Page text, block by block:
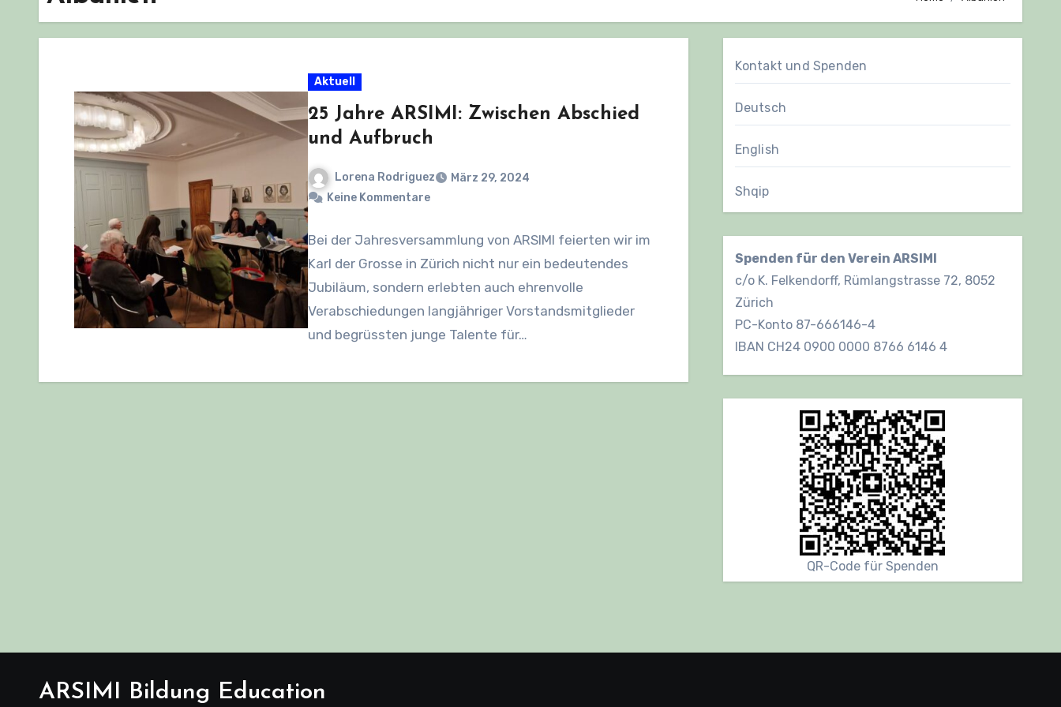
Aktuell
25 Jahre ARSIMI: Zwischen Abschied
und Aufbruch
Lorena Rodriguez
März 29, 2024
Keine Kommentare
Bei der Jahresversammlung von ARSIMI feierten wir im
Karl der Grosse in Zürich nicht nur ein bedeutendes
Jubiläum, sondern erlebten auch ehrenvolle
Verabschiedungen langjähriger Vorstandsmitglieder
und begrüssten junge Talente für…
Kontakt und Spenden
Deutsch
English
Shqip
Spenden für den Verein ARSIMI
c/o K. Felkendorff, Rümlangstrasse 72, 8052
Zürich
PC-Konto 87-666146-4
IBAN CH24 0900 0000 8766 6146 4
QR-Code für Spenden
ARSIMI Bildung Education